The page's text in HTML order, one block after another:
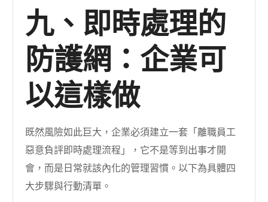
九、即時處理的
防護網：企業可
以這樣做
既然風險如此巨大，企業必須建立一套「離職員工
惡意負評即時處理流程」，它不是等到出事才開
會，而是日常就該內化的管理習慣。以下為具體四
大步驟與行動清單。